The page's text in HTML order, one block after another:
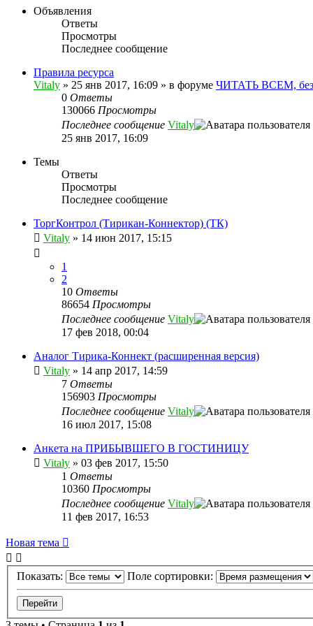
Объявления
Ответы
Просмотры
Последнее сообщение
Правила ресурса
Vitaly » 25 янв 2017, 16:09 » в форуме ЧИТАТЬ ВСЕМ, без
0 Ответы
130066 Просмотры
Последнее сообщение Vitaly
25 янв 2017, 16:09
Темы
Ответы
Просмотры
Последнее сообщение
ТоргКонтрол (Тирикан-Коннектор) (ТК)
Vitaly » 14 июн 2017, 15:15
1
2
10 Ответы
86654 Просмотры
Последнее сообщение Vitaly
17 фев 2018, 00:04
Аналог Тирика-Коннект (расширенная версия)
Vitaly » 14 апр 2017, 14:59
7 Ответы
156903 Просмотры
Последнее сообщение Vitaly
16 июл 2017, 15:08
Анкета на ПРИБЫВШЕГО В ГОСТИНИЦУ
Vitaly » 03 фев 2017, 15:50
1 Ответы
10360 Просмотры
Последнее сообщение Vitaly
11 фев 2017, 16:53
Новая тема
Показать: Поле сортировки: